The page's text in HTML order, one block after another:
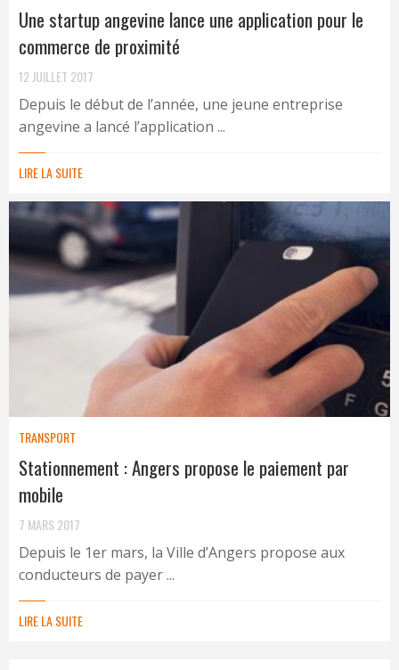
Une startup angevine lance une application pour le
commerce de proximité
12 JUILLET 2017
Depuis le début de l’année, une jeune entreprise
angevine a lancé l’application ...
LIRE LA SUITE
TRANSPORT
Stationnement : Angers propose le paiement par
mobile
7 MARS 2017
Depuis le 1er mars, la Ville d’Angers propose aux
conducteurs de payer ...
LIRE LA SUITE